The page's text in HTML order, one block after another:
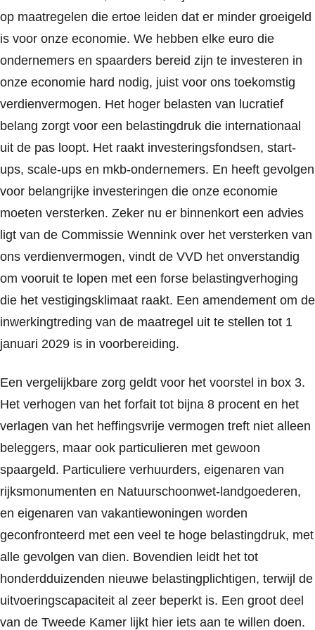
op maatregelen die ertoe leiden dat er minder groeigeld
is voor onze economie. We hebben elke euro die
ondernemers en spaarders bereid zijn te investeren in
onze economie hard nodig, juist voor ons toekomstig
verdienvermogen. Het hoger belasten van lucratief
belang zorgt voor een belastingdruk die internationaal
uit de pas loopt. Het raakt investeringsfondsen, start-
ups, scale-ups en mkb-ondernemers. En heeft gevolgen
voor belangrijke investeringen die onze economie
moeten versterken. Zeker nu er binnenkort een advies
ligt van de Commissie Wennink over het versterken van
ons verdienvermogen, vindt de VVD het onverstandig
om vooruit te lopen met een forse belastingverhoging
die het vestigingsklimaat raakt. Een amendement om de
inwerkingtreding van de maatregel uit te stellen tot 1
januari 2029 is in voorbereiding.
Een vergelijkbare zorg geldt voor het voorstel in box 3.
Het verhogen van het forfait tot bijna 8 procent en het
verlagen van het heffingsvrije vermogen treft niet alleen
beleggers, maar ook particulieren met gewoon
spaargeld. Particuliere verhuurders, eigenaren van
rijksmonumenten en Natuurschoonwet-landgoederen,
en eigenaren van vakantiewoningen worden
geconfronteerd met een veel te hoge belastingdruk, met
alle gevolgen van dien. Bovendien leidt het tot
honderdduizenden nieuwe belastingplichtigen, terwijl de
uitvoeringscapaciteit al zeer beperkt is. Een groot deel
van de Tweede Kamer lijkt hier iets aan te willen doen.